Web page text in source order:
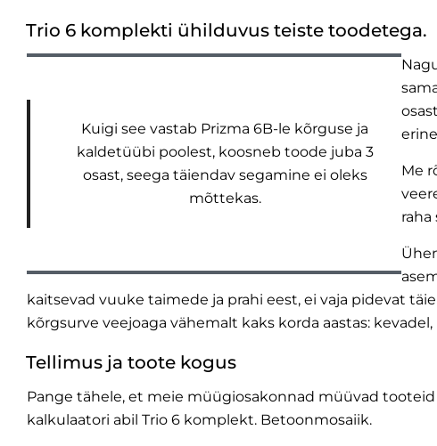
Trio 6 komplekti ühilduvus teiste toodetega.
Kuigi see vastab Prizma 6B-le kõrguse ja
kaldetüübi poolest, koosneb toode juba 3
osast, seega täiendav segamine ei oleks
mõttekas.
Me
kaitsevad vuuke taimede ja prahi eest, ei vaja pidevat
kõrgsurve veejoaga vähemalt kaks korda aastas:
Tellimus ja toote kogus
Pange tähele, et meie müügiosakonnad müüvad
kalkulaatori abil Trio 6 komplekt. Betoonmosaiik.